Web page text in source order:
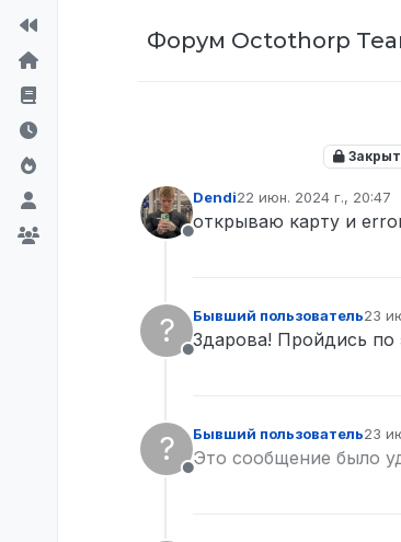
Форум Octothorp
Не в сети
Dendi22 июн. 2024 г., 20:47
отредактировано
открываю карту и
?
Не в сети
Бывший пользователь23
Здарова! Пройдись по
?
Не в сети
Бывший пользователь23
Это сообщение было